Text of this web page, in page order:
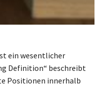
ein wesentlicher
Definition“ beschreibt
Positionen innerhalb